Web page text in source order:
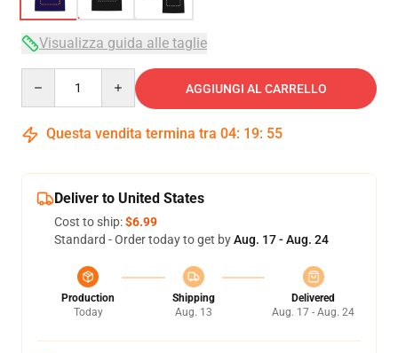
Visualizza guida alle taglie
AGGIUNGI AL CARRELLO
Questa vendita termina tra 04: 19: 54
Deliver to United States
Cost to ship:$6.99
Standard - Order today to get byAug. 17 - Aug. 24
Production
Today
Shipping
Aug. 13
Delivered
Aug. 17 - Aug. 24